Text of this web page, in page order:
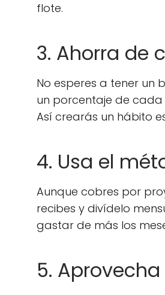
flote.
3. Ahorra de
No esperes a tener un
un porcentaje de
Así crearás un hábito
4. Usa el
Aunque cobres por
recibes y divídelo
gastar de más los
5.